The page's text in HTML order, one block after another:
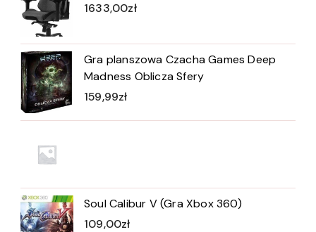
1633,00zł
Gra planszowa Czacha Games Deep
Madness Oblicza Sfery
159,99zł
Soul Calibur V (Gra Xbox 360)
109,00zł